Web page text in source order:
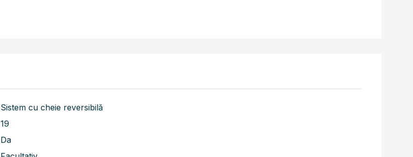
Sistem cu cheie reversibilă
19
Da